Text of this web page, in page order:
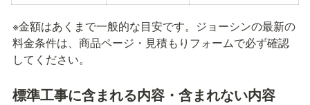
※金額はあくまで一般的な目安です。ジョーシンの最新の
料金条件は、商品ページ・見積もりフォームで必ず確認
してください。
標準工事に含まれる内容・含まれない内容